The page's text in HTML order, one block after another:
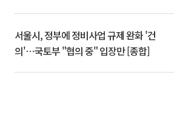
서울시, 정부에 정비사업 규제 완화 '건
의'⋯국토부 "협의 중" 입장만 [종합]